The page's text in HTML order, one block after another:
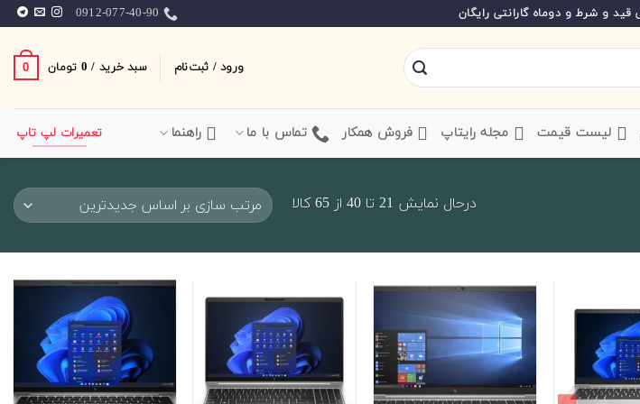
0912-077-40-90
ورود / ثبت‌نام سبد خرید / 0 تومان 0
‌ لیست قیمت ‌ مجله رایتاپ فروش همکار تماس با ما راهنما تعمیرات لپ تاپ
درحال نمایش 21 تا 40 از 65 کالا
Sorted
latest